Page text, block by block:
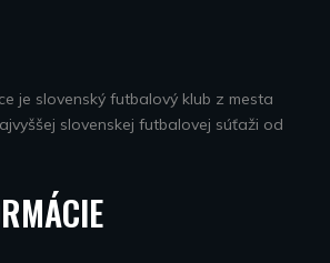
je slovenský futbalový klub z mesta
slovenskej futbalovej súťaži od